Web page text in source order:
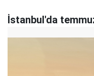
İstanbul'da